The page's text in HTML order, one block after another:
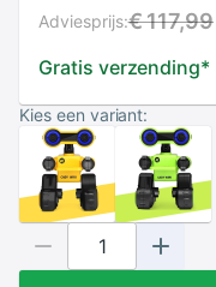
Gratis verzending*
Adviesprijs:€ 117,99
Kies een variant: